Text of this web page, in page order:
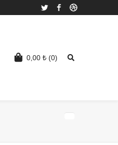
Twitter Facebook
0,00 ₺ (0)